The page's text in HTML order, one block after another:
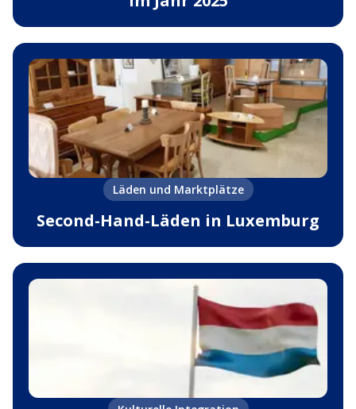
Läden und Marktplätze
Second-Hand-Läden in Luxemburg